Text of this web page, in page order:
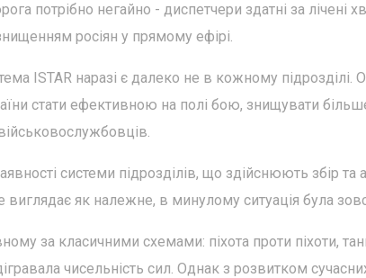
потрібно негайно - диспетчери здатні за лічені
росіян у прямому ефірі.
ISTAR наразі є далеко не в кожному підрозділі.
стати ефективною на полі бою, знищувати
системи підрозділів, що здійснюють збір та
виглядає як належне, в минулому ситуація була
за класичними схемами: піхота проти піхоти,
чисельність сил. Однак з розвитком